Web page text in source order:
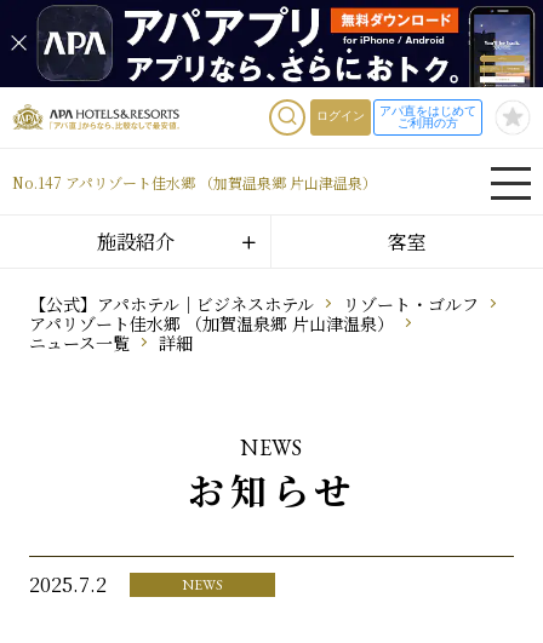
ログイン
アパ直をはじめて
ご利用の方
No.147 アパリゾート佳水郷 （加賀温泉郷 片山津温泉）
施設紹介 客室
【公式】アパホテル｜ビジネスホテル
リゾート・ゴルフ
アパリゾート佳水郷 （加賀温泉郷 片山津温泉）
ニュース一覧
詳細
NEWS
お知らせ
2025.7.2 NEWS